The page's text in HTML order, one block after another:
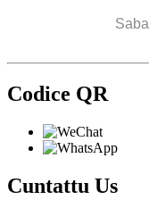
Codice QR
Cuntattu Us